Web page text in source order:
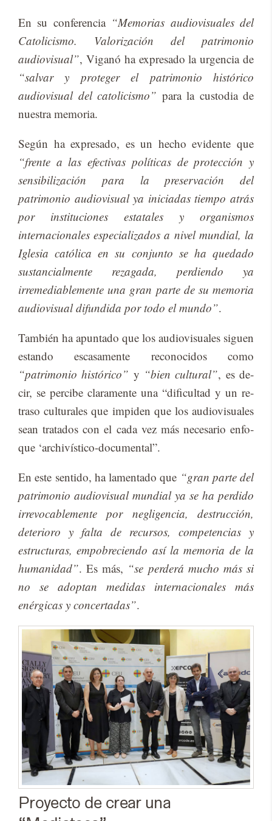
En su con­fe­ren­cia “Memorias audiovisuales del
Catolicismo. Valorización del patrimonio
audiovisual”, Vi­ga­nó ha ex­pre­sa­do la ur­gen­cia de
“salvar y proteger el patrimonio histórico
audiovisual del catolicismo” para la cus­to­dia de
nues­tra me­mo­ria.
Se­gún ha ex­pre­sa­do, es un he­cho evi­den­te que
“frente a las efectivas políticas de protección y
sensibilización para la preservación del
patrimonio audiovisual ya iniciadas tiempo atrás
por instituciones estatales y organismos
internacionales especializados a nivel mundial, la
Iglesia católica en su conjunto se ha quedado
sustancialmente rezagada, perdiendo ya
irremediablemente una gran parte de su memoria
audiovisual difundida por todo el mundo”.
Tam­bién ha apun­ta­do que los au­dio­vi­sua­les si­guen
es­tan­do es­ca­sa­men­te re­co­no­ci­dos como
“patrimonio histórico” y “bien cultural”, es de­
cir, se per­ci­be cla­ra­men­te una “di­fi­cul­tad y un re­
tra­so cul­tu­ra­les que im­pi­den que los au­dio­vi­sua­les
sean tra­ta­dos con el cada vez más ne­ce­sa­rio en­fo­
que ‘ar­chi­vís­ti­co-do­cu­men­tal”.
En este sen­ti­do, ha la­men­ta­do que “gran parte del
patrimonio audiovisual mundial ya se ha perdido
irrevocablemente por negligencia, destrucción,
deterioro y falta de recursos, competencias y
estructuras, empobreciendo así la memoria de la
humanidad”. Es más, “se perderá mucho más si
no se adoptan medidas internacionales más
enérgicas y concertadas”.
Proyecto de crear una